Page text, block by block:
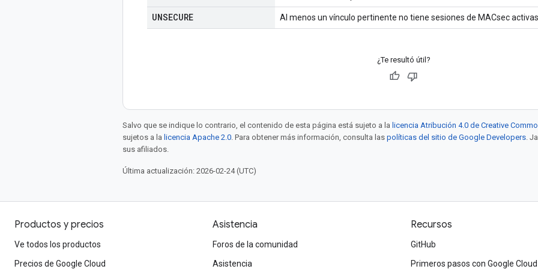
UNSECURE Al menos un vínculo pertinente no tiene sesiones de MACsec activas.
¿Te resultó útil?
Salvo que se indique lo contrario, el contenido de esta página está sujeto a la licencia Atribución 4.0 de Creative
sujetos a la licencia Apache 2.0. Para obtener más información, consulta las políticas del sitio de Google Developers.
sus afiliados.
Última actualización: 2026-02-24 (UTC)
Productos y precios
Ve todos los productos
Precios de Google Cloud
Asistencia
Foros de la comunidad
Asistencia
Recursos
GitHub
Primeros pasos con Google Cloud